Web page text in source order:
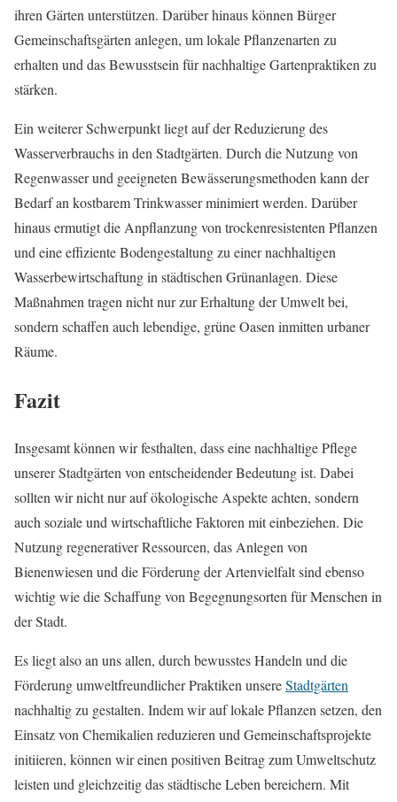
ihren Gärten unterstützen. Darüber hinaus können Bürger
Gemeinschaftsgärten anlegen, um lokale Pflanzenarten zu
erhalten und das Bewusstsein für nachhaltige Gartenpraktiken zu
stärken.
Ein weiterer Schwerpunkt liegt auf der Reduzierung des
Wasserverbrauchs in den Stadtgärten. Durch die Nutzung von
Regenwasser und geeigneten Bewässerungsmethoden kann der
Bedarf an kostbarem Trinkwasser minimiert werden. Darüber
hinaus ermutigt die Anpflanzung von trockenresistenten Pflanzen
und eine effiziente Bodengestaltung zu einer nachhaltigen
Wasserbewirtschaftung in städtischen Grünanlagen. Diese
Maßnahmen tragen nicht nur zur Erhaltung der Umwelt bei,
sondern schaffen auch lebendige, grüne Oasen inmitten urbaner
Räume.
Fazit
Insgesamt können wir festhalten, dass eine nachhaltige Pflege
unserer Stadtgärten von entscheidender Bedeutung ist. Dabei
sollten wir nicht nur auf ökologische Aspekte achten, sondern
auch soziale und wirtschaftliche Faktoren mit einbeziehen. Die
Nutzung regenerativer Ressourcen, das Anlegen von
Bienenwiesen und die Förderung der Artenvielfalt sind ebenso
wichtig wie die Schaffung von Begegnungsorten für Menschen in
der Stadt.
Es liegt also an uns allen, durch bewusstes Handeln und die
Förderung umweltfreundlicher Praktiken unsereStadtgärten
nachhaltig zu gestalten. Indem wir auf lokale Pflanzen setzen, den
Einsatz von Chemikalien reduzieren und Gemeinschaftsprojekte
initiieren, können wir einen positiven Beitrag zum Umweltschutz
leisten und gleichzeitig das städtische Leben bereichern. Mit